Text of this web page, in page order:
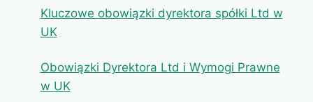
Kluczowe obowiązki dyrektora spółki Ltd w
UK
Obowiązki Dyrektora Ltd i Wymogi Prawne
w UK